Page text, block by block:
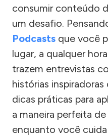
consumir conteúdo
um desafio.
Podcasts que você
lugar, a qualquer
trazem entrevistas
histórias
dicas práticas para
a maneira perfeita
enquanto você cuida